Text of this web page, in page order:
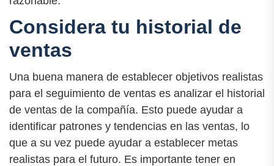
Considera tu historial de
ventas
Una buena manera de establecer objetivos realistas
para el seguimiento de ventas es analizar el historial
de ventas de la compañía. Esto puede ayudar a
identificar patrones y tendencias en las ventas, lo
que a su vez puede ayudar a establecer metas
realistas para el futuro. Es importante tener en